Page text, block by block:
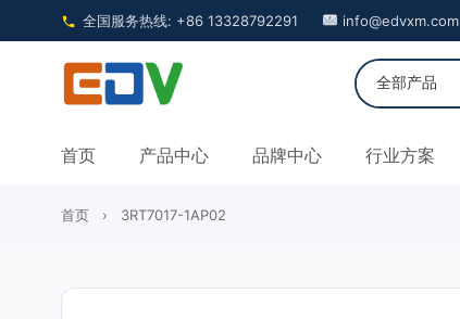
全国服务热线: +86 13328792291 info@edvxm.com
首页 产品中心 品牌中心 行业方案
首页 › 3RT7017-1AP02